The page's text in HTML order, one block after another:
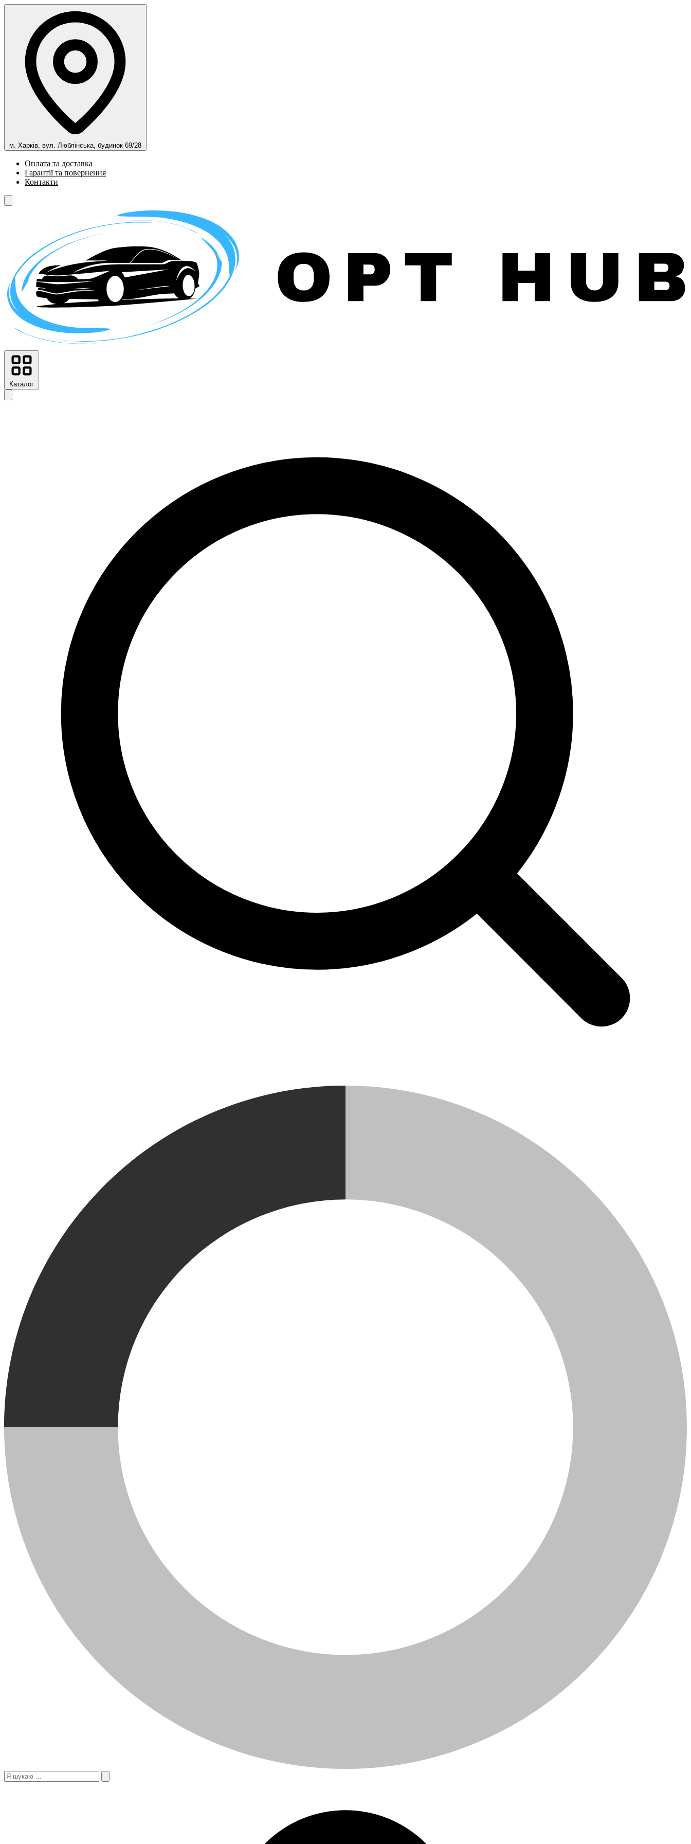
м. Харків, вул. Люблінська, будинок 69/28
Оплата та доставка
Гарантії та повернення
Контакти
Каталог